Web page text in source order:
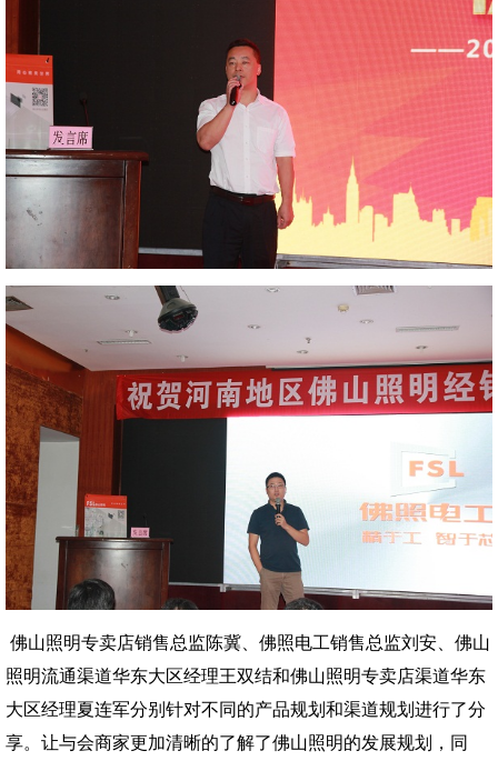
佛山照明专卖店销售总监陈冀、佛照电工销售总监刘安、佛山
照明流通渠道华东大区经理王双结和佛山照明专卖店渠道华东
大区经理夏连军分别针对不同的产品规划和渠道规划进行了分
享。让与会商家更加清晰的了解了佛山照明的发展规划，同